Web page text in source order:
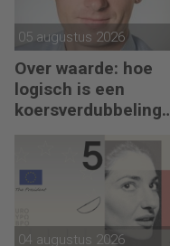
05 augustus 2026
Over waarde: hoe
logisch is een
koersverdubbeling
04 augustus 2026